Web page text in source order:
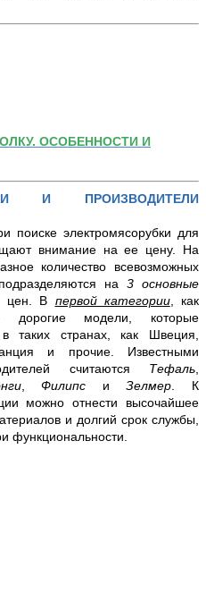
ОСОБЕННОСТИ И
И ПРОИЗВОДИТЕЛИ
поиске электромясорубки для
внимание на ее цену. На
количество всевозможных
на 3 основные
цен. В первой категории, как
дорогие модели, которые
таких странах, как Швеция,
и прочие. Известными
считаются Тефаль,
,Филипс иЗелмер. К
можно отнести высочайшее
и долгий срок службы,
функциональности.